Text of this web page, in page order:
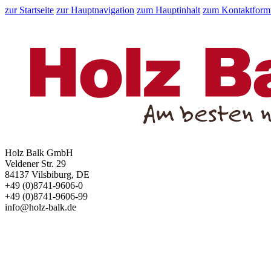
zur Startseite zur Hauptnavigation zum Hauptinhalt zum
Holz Balk GmbH
Veldener Str. 29
84137 Vilsbiburg, DE
+49 (0)8741-9606-0
+49 (0)8741-9606-99
info@holz-balk.de